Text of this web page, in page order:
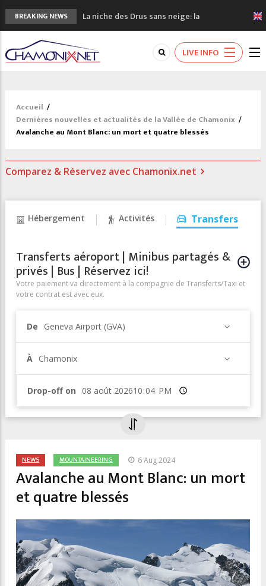
BREAKING NEWS
La niche des Drus sans neige: la
sécheresse en haute montagne
3 bonnes raisons pour visiter le nouveau
Musée du Mont-Blanc
Accidents en montagne: 3 personnes sont
à pied à Chamonix
3eme Chamonix Vallée Classics Festival
LIVE INFO
Accueil /
Dernières nouvelles et actualités de la Vallée de Chamonix /
Avalanche au Mont Blanc: un mort et quatre blessés
Comparez & Réservez avec Chamonix.net
Hébergement Activités Transfers
Transferts aéroport | Minibus partagés &
privés | Bus | Réservez ici!
Votre paiement va directement à la compagnie de Transferts/Taxi et
votre contrat est avec eux.
De Geneva Airport (GVA)
À Chamonix
Drop-off on Heure
NEWS MOUNTAINEERING 6 Aug 2024
Avalanche au Mont Blanc: un mort
et quatre blessés